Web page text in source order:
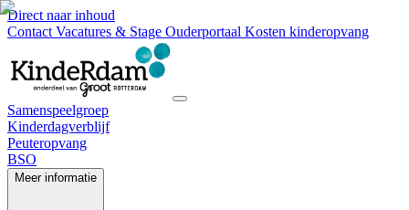
Direct naar inhoud
Contact Vacatures & Stage Ouderportaal Kosten kinderopvang
Samenspeelgroep
Kinderdagverblijf
Peuteropvang
BSO
Meer informatie